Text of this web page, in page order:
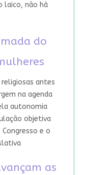
laico, não há
do
antes
na agenda
autonomia
objetiva
e o
as